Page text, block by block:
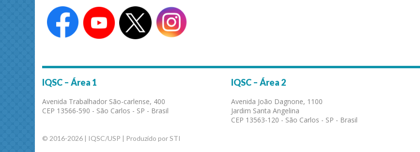
IQSC – Área 1
Avenida Trabalhador São-carlense, 400
CEP 13566-590 - São Carlos - SP - Brasil
IQSC – Área 2
Avenida João Dagnone, 1100
Jardim Santa Angelina
CEP 13563-120 - São Carlos - SP - Brasil
© 2016-2026 | IQSC/USP | Produzido por STI